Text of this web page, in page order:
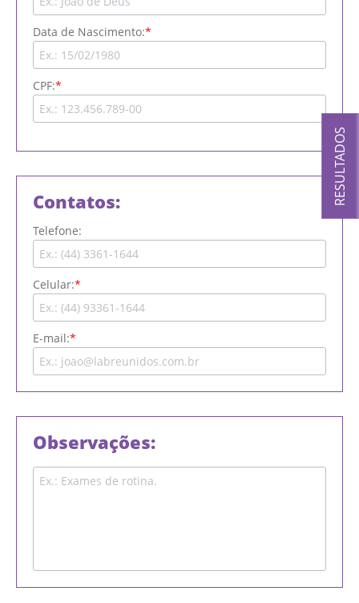
Data de Nascimento:
CPF:
Contatos:
Telefone:
Celular:
E-mail:
Observações:
RESULTADOS